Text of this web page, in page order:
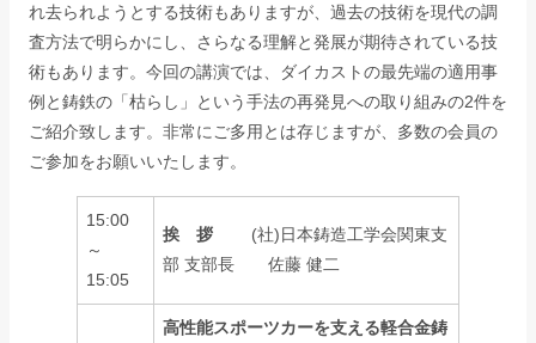
れ去られようとする技術もありますが、過去の技術を現代の調
査方法で明らかにし、さらなる理解と発展が期待されている技
術もあります。今回の講演では、ダイカストの最先端の適用事
例と鋳鉄の「枯らし」という手法の再発見への取り組みの2件を
ご紹介致します。非常にご多用とは存じますが、多数の会員の
ご参加をお願いいたします。
15:00
～
15:05
挨 拶 (社)日本鋳造工学会関東支
部 支部長 佐藤 健二
高性能スポーツカーを支える軽合金鋳